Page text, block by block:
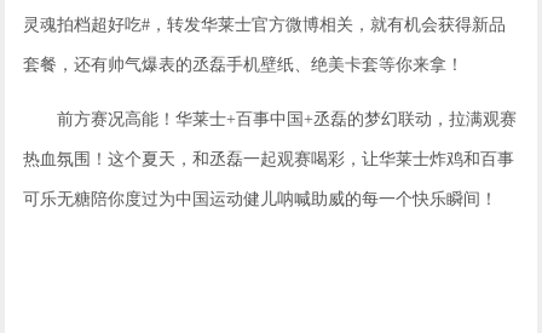
灵魂拍档超好吃# ，转发华莱士官方微博相关，就有机会获得新品
套餐 ，还有帅气爆表的丞磊手机壁纸、绝美卡套等你来拿！
前方赛况高能！华莱士+百事中国+丞磊的梦幻联动，拉满观赛
热血氛围！这个夏天，和丞磊一起观赛喝彩 ，让华莱士炸鸡和百事
可乐无糖陪你度过为中国运动健儿呐喊助威的每一个快乐瞬间！